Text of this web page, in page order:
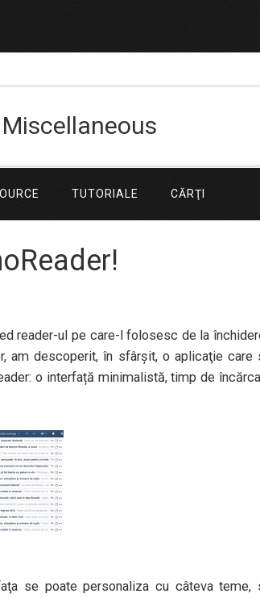
Miscellaneous
TUTORIALE CĂRŢI
reader-ul pe care-l folosesc de la
am descoperit, în sfârşit, o aplicaţie care
o interfață minimalistă, timp de
se poate personaliza cu câteva teme,